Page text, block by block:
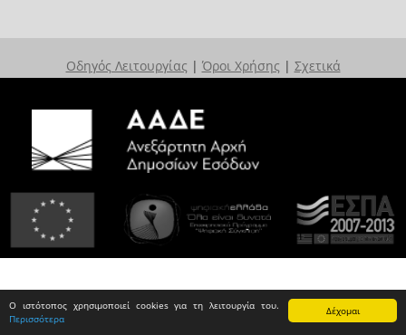
Δέχομαι
Ο ιστότοπος χρησιμοποιεί cookies για τη λειτουργία του.
Περισσότερα
Οδηγός Λειτουργίας | Όροι Χρήσης | Σχετικά